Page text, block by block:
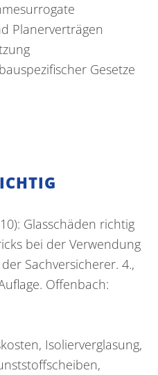
Planerverträgen
Gesetze
Glasschäden richtig
bei der Verwendung
Sachversicherer. 4.,
Offenbach:
Isolierverglasung,